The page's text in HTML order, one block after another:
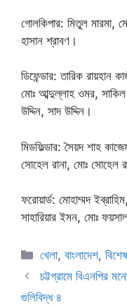
গোলকিপার: মিতুল মারমা,
হাসান শ্রাবণ।
ডিফেন্ডার: তারিক রায়হান
মোঃ আব্দুল্লাহ ওমর,
উদ্দিন, সাদ উদ্দিন।
মিডফিল্ডার: সৈয়দ শাহ
সোহেল রানা, মোঃ সোহেল
ফরোয়ার্ড: মোহাম্মদ
সাহারিয়ার ইমন, মোঃ
Categories
খেলা,বাংলাদেশ,বিশেষ
চট্টগ্রামে বিএনপির
গুলিবিদ্ধ ৪